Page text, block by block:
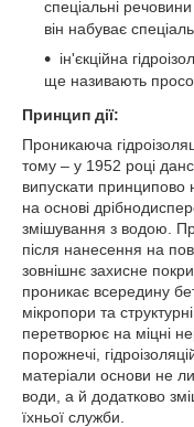
спеціальні
він набуває
ін'єкційна
ще називають
Принцип дії:
Проникаюча
тому – у 1952 році
випускати принципово
на основі
змішування з водою.
після нанесення на
зовнішнє захисне
проникає всередину
мікропори та
перетворює на міцні
порожнечі,
матеріали основи не
води, а й додатково
їхньої служби.